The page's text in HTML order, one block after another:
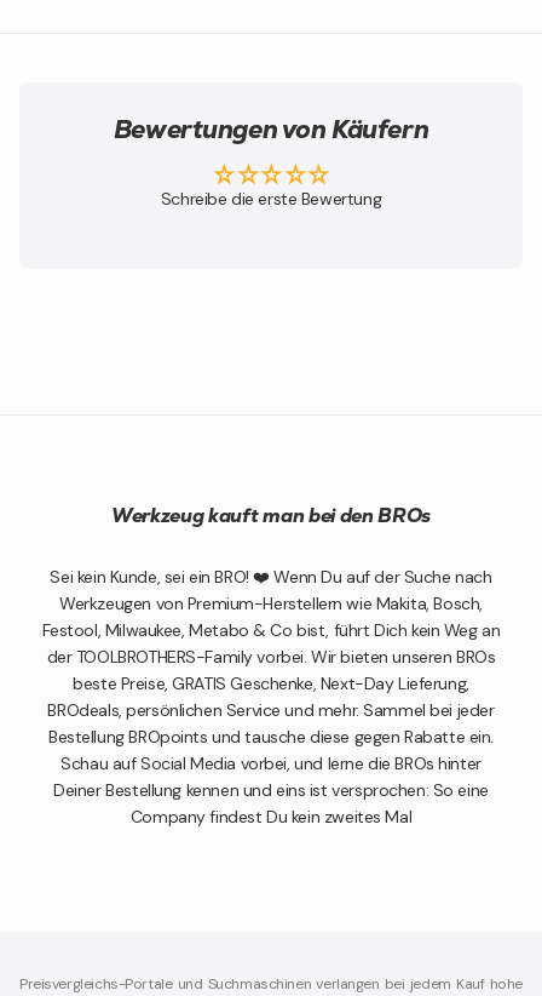
Bewertungen von Käufern
Schreibe die erste Bewertung
Werkzeug kauft man bei den BROs
Sei kein Kunde, sei ein BRO! ❤️ Wenn Du auf der Suche nach
Werkzeugen von Premium-Herstellern wie Makita, Bosch,
Festool, Milwaukee, Metabo & Co bist, führt Dich kein Weg an
der TOOLBROTHERS-Family vorbei. Wir bieten unseren BROs
beste Preise, GRATIS Geschenke, Next-Day Lieferung,
BROdeals, persönlichen Service und mehr. Sammel bei jeder
Bestellung BROpoints und tausche diese gegen Rabatte ein.
Schau auf Social Media vorbei, und lerne die BROs hinter
Deiner Bestellung kennen und eins ist versprochen: So eine
Company findest Du kein zweites Mal
Preisvergleichs-Portale und Suchmaschinen verlangen bei jedem Kauf hohe